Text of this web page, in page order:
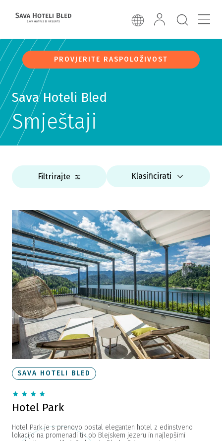
PROVJERITE RASPOLOŽIVOST
Sava Hoteli Bled
Smještaji
Filtrirajte Klasificirati
SAVA HOTELI BLED
Hotel Park
Hotel Park je s prenovo postal eleganten hotel z edinstveno
lokacijo na promenadi tik ob Blejskem jezeru in najlepšimi